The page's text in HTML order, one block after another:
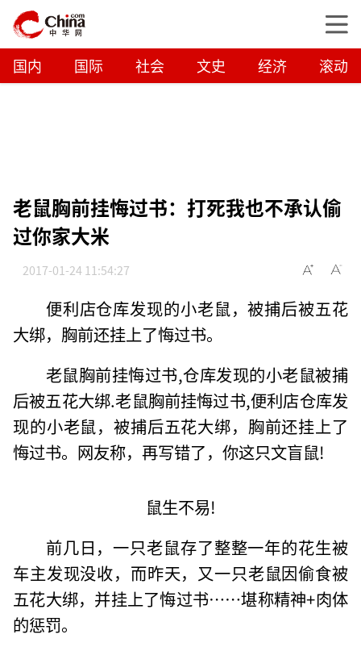
国内 国际 社会 文史 经济 滚动
老鼠胸前挂悔过书：打死我也不承认偷
过你家大米
2017-01-24 11:54:27
便利店仓库发现的小老鼠，被捕后被五花
大绑，胸前还挂上了悔过书。
老鼠胸前挂悔过书,仓库发现的小老鼠被捕
后被五花大绑.老鼠胸前挂悔过书,便利店仓库发
现的小老鼠，被捕后五花大绑，胸前还挂上了
悔过书。网友称，再写错了，你这只文盲鼠!
鼠生不易!
前几日，一只老鼠存了整整一年的花生被
车主发现没收，而昨天，又一只老鼠因偷食被
五花大绑，并挂上了悔过书……堪称精神+肉体
的惩罚。